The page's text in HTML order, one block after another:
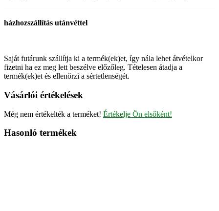
házhozszállítás utánvéttel
Saját futárunk szállítja ki a termék(ek)et, így nála lehet átvételkor
fizetni ha ez meg lett beszélve előzőleg. Tételesen átadja a
termék(ek)et és ellenőrzi a sértetlenségét.
Vásárlói értékelések
Még nem értékelték a terméket! Értékelje Ön elsőként!
Hasonló termékek